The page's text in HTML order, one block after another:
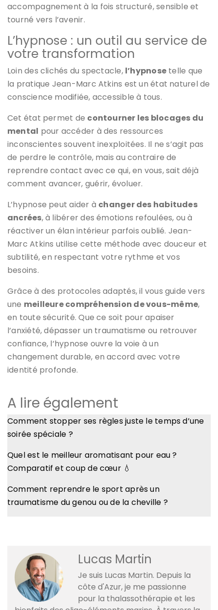
accompagnement à la fois structuré, sensible et
tourné vers l’avenir.
L’hypnose : un outil au service de
votre transformation
Loin des clichés du spectacle, l’hypnose telle que
la pratique Jean-Marc Atkins est un état naturel de
conscience modifiée, accessible à tous.
Cet état permet de contourner les blocages du
mental pour accéder à des ressources
inconscientes souvent inexploitées. Il ne s’agit pas
de perdre le contrôle, mais au contraire de
reprendre contact avec ce qui, en vous, sait déjà
comment avancer, guérir, évoluer.
L’hypnose peut aider à changer des habitudes
ancrées, à libérer des émotions refoulées, ou à
réactiver un élan intérieur parfois oublié. Jean-
Marc Atkins utilise cette méthode avec douceur et
subtilité, en respectant votre rythme et vos
besoins.
Grâce à des protocoles adaptés, il vous guide vers
une meilleure compréhension de vous-même,
en toute sécurité. Que ce soit pour apaiser
l’anxiété, dépasser un traumatisme ou retrouver
confiance, l’hypnose ouvre la voie à un
changement durable, en accord avec votre
identité profonde.
A lire également
Comment stopper ses règles juste le temps d’une
soirée spéciale ?
Quel est le meilleur aromatisant pour eau ?
Comparatif et coup de cœur 💧
Comment reprendre le sport après un
traumatisme du genou ou de la cheville ?
Lucas Martin
Je suis Lucas Martin. Depuis la
côte d'Azur, je me passionne
pour la thalassothérapie et les